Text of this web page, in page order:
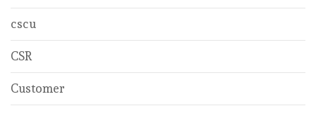
cscu
CSR
Customer